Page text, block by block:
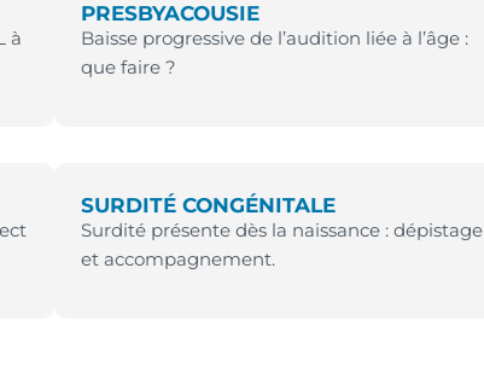
à
PRESBYACOUSIE
Baisse progressive de l’audition liée à l’âge :
que faire ?
SURDITÉ CONGÉNITALE
Surdité présente dès la naissance : dépistage
et accompagnement.